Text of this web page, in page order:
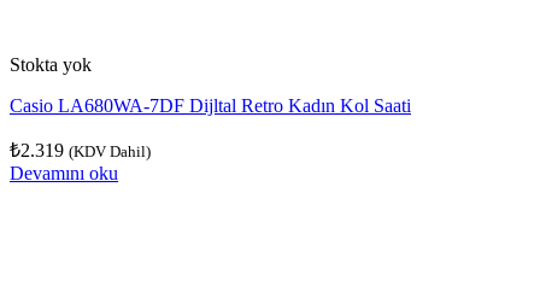
Stokta yok
Casio LA680WA-7DF Dijltal Retro Kadın Kol Saati
₺2.319 (KDV Dahil)
Devamını oku